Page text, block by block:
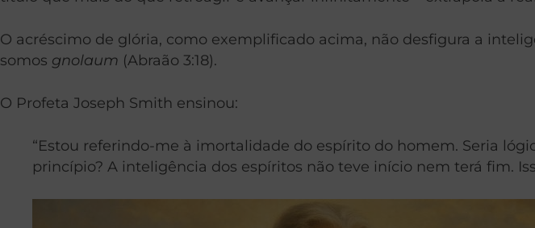
O acréscimo de glória, como exemplificado acima, não desfigura a
somos gnolaum (Abraão 3:18).
O Profeta Joseph Smith ensinou:
“Estou referindo-me à imortalidade do espírito do homem. Seria
princípio? A inteligência dos espíritos não teve início nem terá fim.